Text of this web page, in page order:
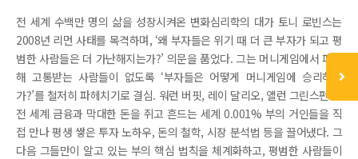
전 세계 수백만 명의 삶을 성장시켜온 변화심리학의 대가 토니 로빈스는
2008년 리먼 사태를 목격하며, ‘왜 부자들은 위기 때 더 큰 부자가 되고 평
범한 사람들은 더 가난해지는가?’ 의문을 품었다. 그는 머니게임에서 패배
해 고통받는 사람들이 없도록 ‘부자들은 어떻게 머니게임에 승리하는
가?’를 철저히 파헤치기로 결심. 워런 버핏, 레이 달리오, 앨런 그린스펀 등
전 세계 금융과 막대한 돈을 쥐고 흔드는 세계 0.001% 부의 거인들을 직
접 만나 평생 쌓은 투자 노하우, 돈의 철학, 시장 분석법 등을 끌어냈다. 그
다음 그들만이 알고 있는 부의 핵심 법칙을 체계화하고, 평범한 사람들이